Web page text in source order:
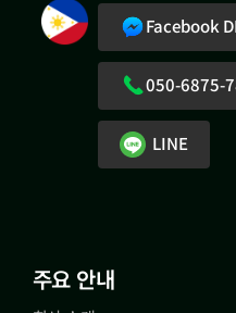
Facebook
050-6875-
LINE
주요 안내